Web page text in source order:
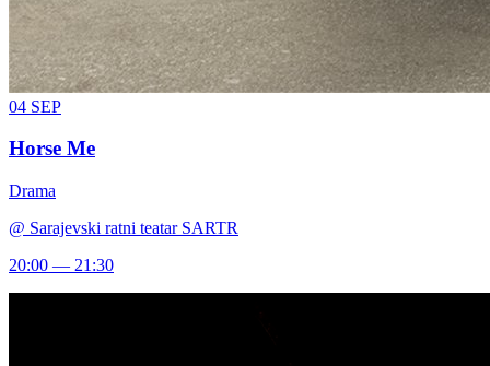
04 SEP
Horse Me
Drama
@ Sarajevski ratni teatar SARTR
20:00 — 21:30